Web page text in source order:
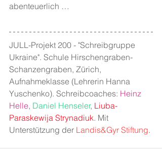
abenteuerlich …
JULL-Projekt 200 - "Schreibgruppe
Ukraine". Schule Hirschengraben-
Schanzengraben, Zürich,
Aufnahmeklasse (Lehrerin Hanna
Yuschenko). Schreibcoaches: Heinz
Helle, Daniel Henseler, Liuba-
Paraskewija Strynadiuk. Mit
Unterstützung der Landis&Gyr Stiftung.